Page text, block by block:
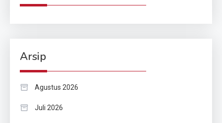
Arsip
Agustus 2026
Juli 2026